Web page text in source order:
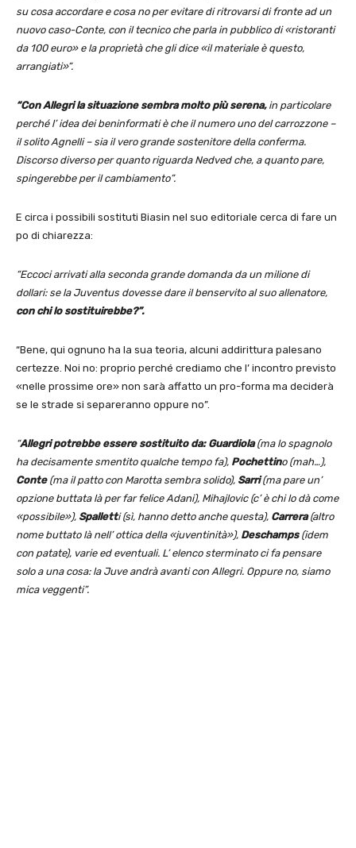
su cosa accordare e cosa no per evitare di ritrovarsi di fronte ad un
nuovo caso-Conte, con il tecnico che parla in pubblico di «ristoranti
da 100 euro» e la proprietà che gli dice «il materiale è questo,
arrangiati»”.
“Con Allegri la situazione sembra molto più serena,in particolare
perché l’ idea dei beninformati è che il numero uno del carrozzone –
il solito Agnelli – sia il vero grande sostenitore della conferma.
Discorso diverso per quanto riguarda Nedved che, a quanto pare,
spingerebbe per il cambiamento”.
E circa i possibili sostituti Biasin nel suo editoriale cerca di fare un
po di chiarezza:
“Eccoci arrivati alla seconda grande domanda da un milione di
dollari: se la Juventus dovesse dare il benservito al suo allenatore,
con chi lo sostituirebbe?”.
“Bene, qui ognuno ha la sua teoria, alcuni addirittura palesano
certezze. Noi no: proprio perché crediamo che l’ incontro previsto
«nelle prossime ore» non sarà affatto un pro-forma ma deciderà
se le strade si separeranno oppure no”.
“Allegri potrebbe essere sostituito da: Guardiola(ma lo spagnolo
ha decisamente smentito qualche tempo fa), Pochettino (mah…),
Conte(ma il patto con Marotta sembra solido), Sarri(ma pare un’
opzione buttata là per far felice Adani), Mihajlovic (c’ è chi lo dà come
«possibile»), Spalletti (sì, hanno detto anche questa), Carrera(altro
nome buttato là nell’ ottica della «juventinità»), Deschamps(idem
con patate), varie ed eventuali. L’ elenco sterminato ci fa pensare
solo a una cosa: la Juve andrà avanti con Allegri. Oppure no, siamo
mica veggenti”.